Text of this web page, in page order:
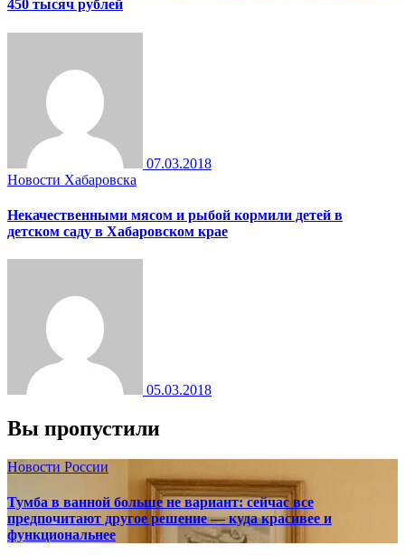
450 тысяч рублей
07.03.2018
Новости Хабаровска
Некачественными мясом и рыбой кормили детей в
детском саду в Хабаровском крае
05.03.2018
Вы пропустили
Новости России
Тумба в ванной больше не вариант: сейчас все
предпочитают другое решение — куда красивее и
функциональнее